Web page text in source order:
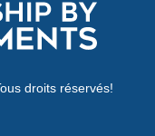
droits réservés!